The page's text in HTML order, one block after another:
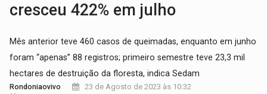
cresceu 422% em julho
Mês anterior teve 460 casos de queimadas, enquanto em junho
foram “apenas” 88 registros; primeiro semestre teve 23,3 mil
hectares de destruição da floresta, indica Sedam
Rondoniaovivo
23 de Agosto de 2023 às 10:32